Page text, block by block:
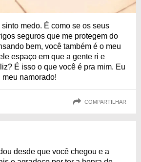
medo. É como se os seus
seguros que me protegem do
bem, você também é o meu
espaço em que a gente ri e
É isso o que você é pra mim. Eu
meu namorado!
COMPARTILHAR
desde que você chegou e a